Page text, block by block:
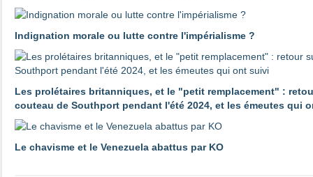
Indignation morale ou lutte contre l'impérialisme ?
Les prolétaires britanniques, et le "petit remplacement" :
couteau de Southport pendant l'été 2024, et les émeutes qui
Le chavisme et le Venezuela abattus par KO